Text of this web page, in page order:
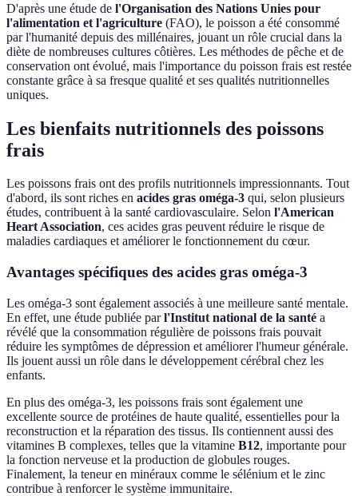
D'après une étude de l'Organisation des Nations Unies pour
l'alimentation et l'agriculture (FAO), le poisson a été consommé
par l'humanité depuis des millénaires, jouant un rôle crucial dans la
diète de nombreuses cultures côtières. Les méthodes de pêche et de
conservation ont évolué, mais l'importance du poisson frais est restée
constante grâce à sa fresque qualité et ses qualités nutritionnelles
uniques.
Les bienfaits nutritionnels des poissons
frais
Les poissons frais ont des profils nutritionnels impressionnants. Tout
d'abord, ils sont riches en acides gras oméga-3 qui, selon plusieurs
études, contribuent à la santé cardiovasculaire. Selon l'American
Heart Association, ces acides gras peuvent réduire le risque de
maladies cardiaques et améliorer le fonctionnement du cœur.
Avantages spécifiques des acides gras oméga-3
Les oméga-3 sont également associés à une meilleure santé mentale.
En effet, une étude publiée parl'Institut national de la santé a
révélé que la consommation régulière de poissons frais pouvait
réduire les symptômes de dépression et améliorer l'humeur générale.
Ils jouent aussi un rôle dans le développement cérébral chez les
enfants.
En plus des oméga-3, les poissons frais sont également une
excellente source de protéines de haute qualité, essentielles pour la
reconstruction et la réparation des tissus. Ils contiennent aussi des
vitamines B complexes, telles que la vitamine B12, importante pour
la fonction nerveuse et la production de globules rouges.
Finalement, la teneur en minéraux comme le sélénium et le zinc
contribue à renforcer le système immunitaire.